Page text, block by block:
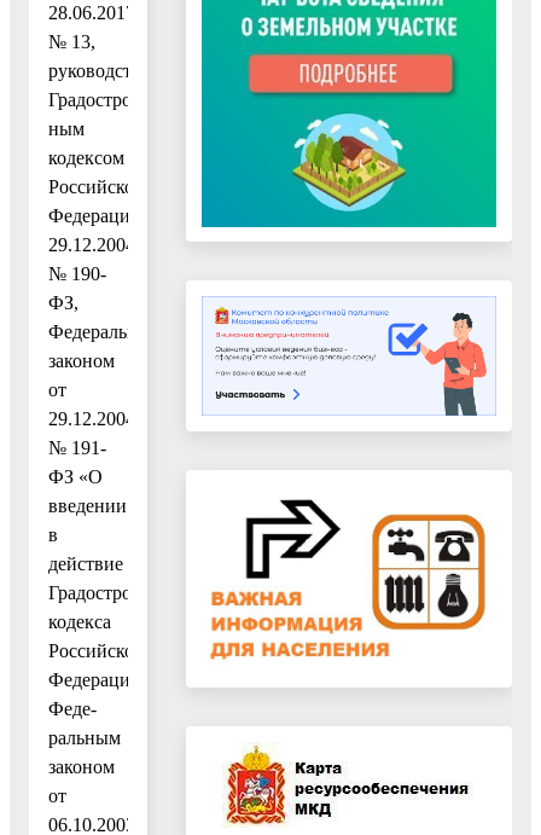
28.06.2017
№ 13,
руководствуясь
Градостроитель-
ным
кодексом
Российской
Федерации
29.12.2004
№ 190-
ФЗ,
Федеральным
законом
от
29.12.2004
№ 191-
ФЗ «О
введении
в
действие
Градостроительного
кодекса
Российской
Федерации»,
Феде-
ральным
законом
от
06.10.2003